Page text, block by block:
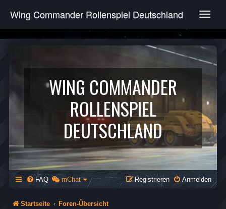
T
g
e
v
g
a
t
i
o
n
Wing Commander Rollenspiel Deutschland
WING COMMANDER
ROLLENSPIEL
DEUTSCHLAND
FAQ mChat Anmelden
Registrieren
Startseite Foren-Übersicht